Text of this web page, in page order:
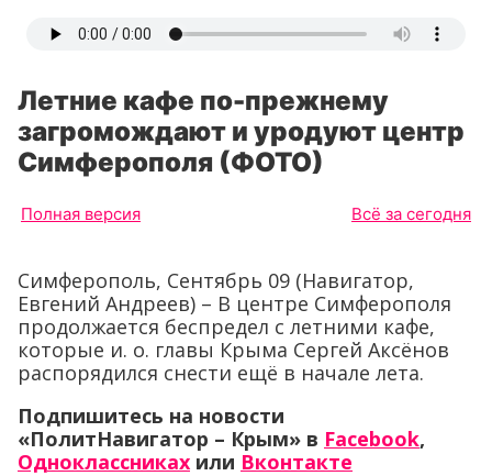
Летние кафе по-прежнему
загромождают и уродуют центр
Симферополя (ФОТО)
Полная версия Всё за сегодня
Симферополь, Сентябрь 09 (Навигатор,
Евгений Андреев) – В центре Симферополя
продолжается беспредел с летними кафе,
которые и. о. главы Крыма Сергей Аксёнов
распорядился снести ещё в начале лета.
Подпишитесь на новости
«ПолитНавигатор – Крым» в Facebook,
Одноклассниках или Вконтакте